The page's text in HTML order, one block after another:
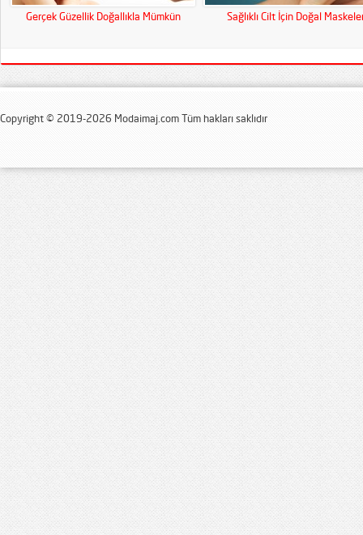
Gerçek Güzellik Doğallıkla Mümkün Sağlıklı Cilt İçin Doğal
Copyright © 2019-2026 Modaimaj.com Tüm hakları saklıdır